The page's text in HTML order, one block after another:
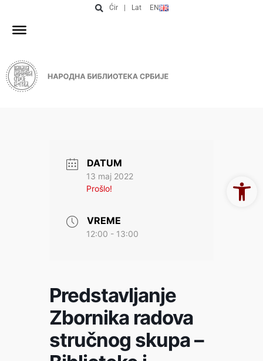
Ćir Lat EN
DATUM
13 maj 2022
Prošlo!
VREME
12:00 - 13:00
Predstavljanje
Zbornika radova
stručnog skupa –